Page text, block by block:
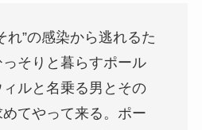
れ”の感染から逃れるた
そりと暮らすポール
ルと名乗る男とその
てやって来る。ポー